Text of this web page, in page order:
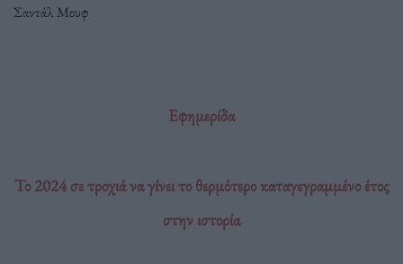
Σαντάλ Μουφ
Εφημερίδα
Το 2024 σε τροχιά να γίνει το θερμότερο καταγεγραμμένο έτος
στην ιστορία